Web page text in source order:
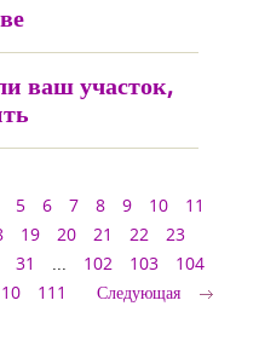
ваш участок,
5 6 7 8 9 10
11
19 20 21 22
23
31 ... 102 103
104
111 Следующая